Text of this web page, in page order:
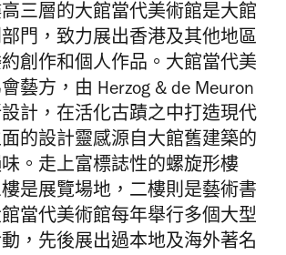
高三層的大館當代美術館是大館
門，致力展出香港及其他地區
創作和個人作品。大館當代美
藝方，由 Herzog & de Meuron
計，在活化古蹟之中打造現代
的設計靈感源自大館舊建築的
。走上富標誌性的螺旋形樓
是展覽場地，二樓則是藝術書
當代美術館每年舉行多個大型
，先後展出過本地及海外著名